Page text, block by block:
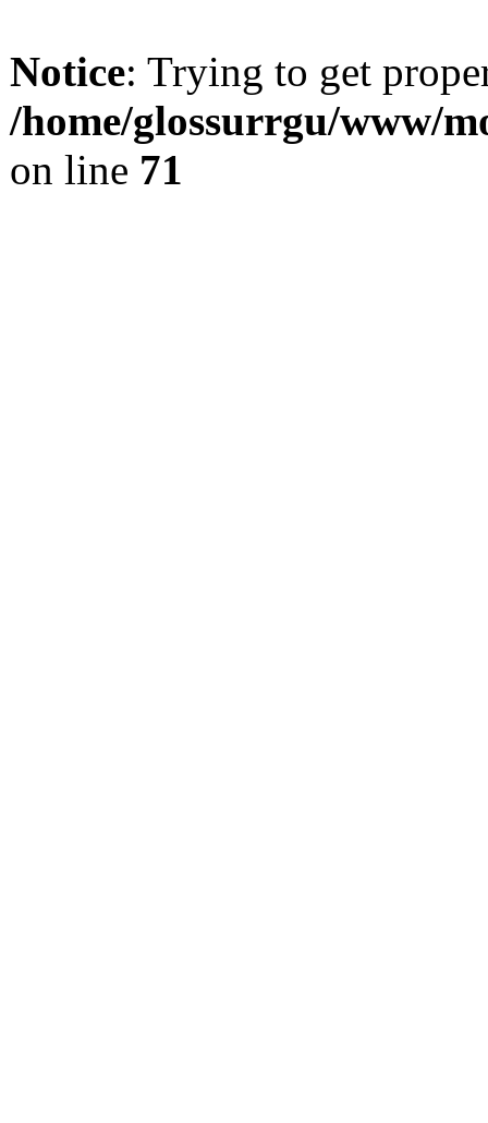
Notice: Trying to get
/home/glossurrgu/www/
on line 71